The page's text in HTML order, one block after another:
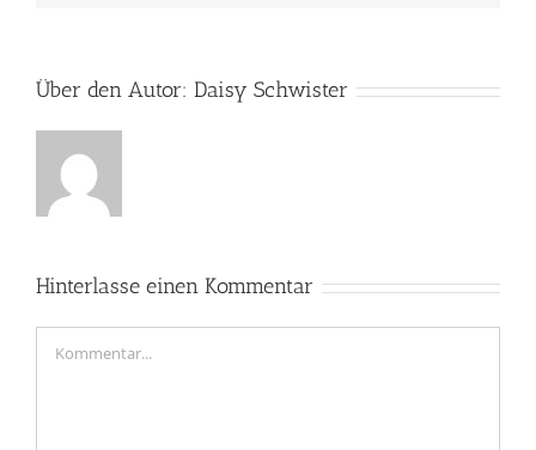
Über den Autor: Daisy Schwister
Hinterlasse einen Kommentar